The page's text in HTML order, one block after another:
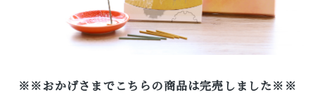
※※おかげさまでこちらの商品は完売しました※※